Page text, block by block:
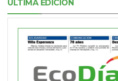
ÚLTIMA EDICIÓN